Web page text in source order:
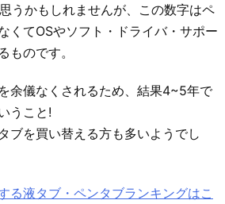
うかもしれませんが、この数字はペ
くてOSやソフト・ドライバ・サポー
ものです。
余儀なくされるため、結果4~5年で
うこと!
ブを買い替える方も多いようでし
る液タブ・ペンタブランキングはこ